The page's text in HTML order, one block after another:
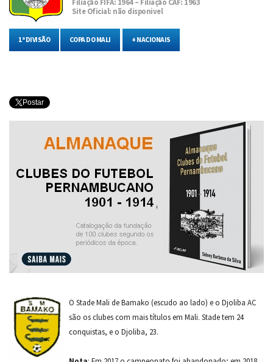
Filiação FIFA: 1964 – Filiação CAF: 1963
Site Oficial: não disponivel
1ª DIVISÃO COPA DO MALI + NACIONAIS
Postar
O Stade Mali de Bamako (escudo ao lado) e o Djoliba AC
são os clubes com mais títulos em Mali. Stade tem 24
conquistas, e o Djoliba, 23.